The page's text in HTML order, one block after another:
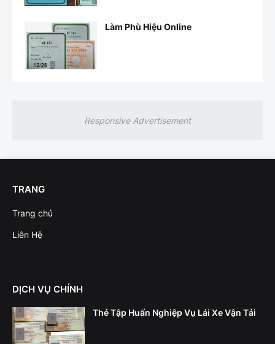
Làm Phù Hiệu Online
Responsive Advertisement
TRANG
Trang chủ
Liên Hệ
DỊCH VỤ CHÍNH
Thẻ Tập Huấn Nghiệp Vụ Lái Xe Vận Tải